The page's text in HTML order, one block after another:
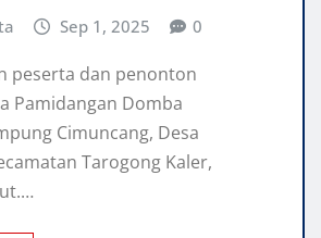
Sep 1, 2025 0
peserta dan penonton
Pamidangan Domba
Cimuncang, Desa
Tarogong Kaler,